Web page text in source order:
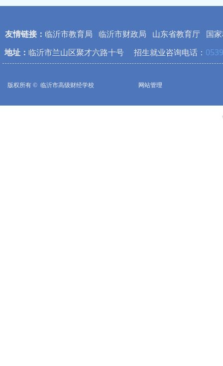
地址： 临沂市兰山区聚才六路十号 招生就业咨询电话：
友情链接： 临沂市教育局 临沂市财政局 山东省教育厅 国
版权所有 © 临沂市高级财经学校 网站管理